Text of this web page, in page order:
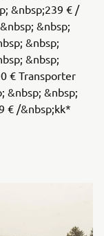
&nbsp;239 € /
&nbsp;
&nbsp;
&nbsp;
€ Transporter
&nbsp; &nbsp;
€ /&nbsp;kk*